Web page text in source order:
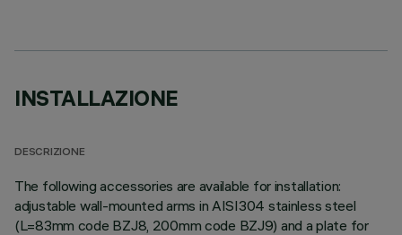
INSTALLAZIONE
DESCRIZIONE
The following accessories are available for installation:
adjustable wall-mounted arms in AISI304 stainless steel
(L=83mm code BZJ8, 200mm code BZJ9) and a plate for